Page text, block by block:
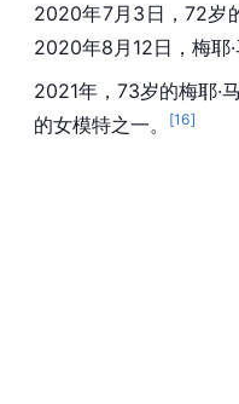
2020年7月3日，72岁
2020年8月12日，梅耶
2021年，73岁的梅耶·
的女模特之一。
[16]